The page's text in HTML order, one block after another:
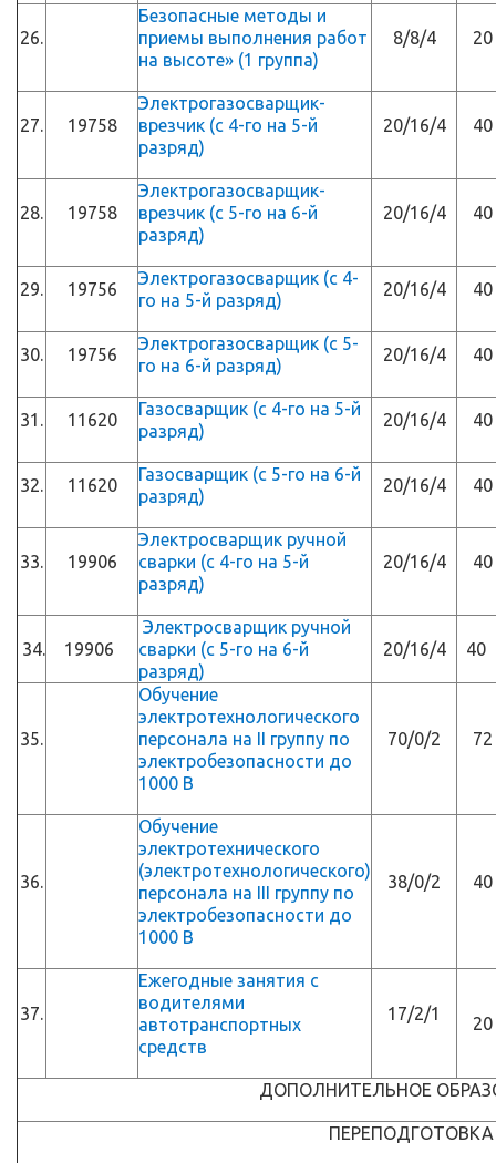
26.
Безопасные методы и
приемы выполнения работ
на высоте» (1 группа)
8/8/4 20
27. 19758
Электрогазосварщик-
врезчик (с 4-го на 5-й
разряд)
20/16/4 40
28. 19758
Электрогазосварщик-
врезчик (с 5-го на 6-й
разряд)
20/16/4 40
29. 19756
Электрогазосварщик (с 4-
го на 5-й разряд)
20/16/4 40
30. 19756
Электрогазосварщик (с 5-
го на 6-й разряд)
20/16/4 40
31. 11620
Газосварщик (с 4-го на 5-й
разряд)
20/16/4 40
32. 11620
Газосварщик (с 5-го на 6-й
разряд)
20/16/4 40
33. 19906
Электросварщик ручной
сварки (с 4-го на 5-й
разряд)
20/16/4 40
34. 19906
Электросварщик ручной
сварки (с 5-го на 6-й
разряд)
20/16/4
35.
Обучение
электротехнологического
персонала на II группу по
электробезопасности до
1000 В
70/0/2 72
36.
Обучение
электротехнического
(электротехнологического)
персонала на III группу по
электробезопасности до
1000 В
38/0/2 40
37.
Ежегодные занятия с
водителями
автотранспортных
средств
17/2/1 20
ДОПОЛНИТЕЛЬНОЕ
ПЕРЕПОДГОТОВКА